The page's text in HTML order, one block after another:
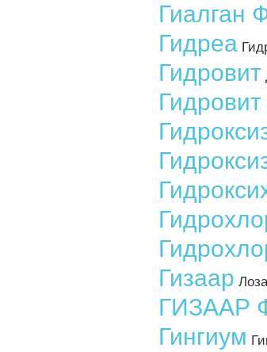
Гиалган
Гидреа
Гидровит
Гизаар
ГИЗААР
Гингиум